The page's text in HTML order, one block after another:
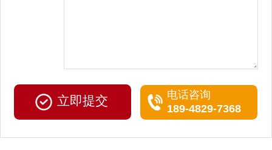
电话咨询
189-4829-7368